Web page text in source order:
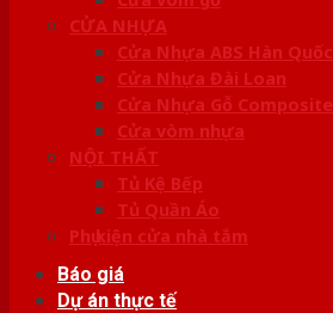
CỬA NHỰA
Cửa Nhựa ABS Hàn Quốc
Cửa Nhựa Đài Loan
Cửa Nhựa Gỗ Composite
Cửa vòm nhựa
NỘI THẤT
Tủ Kệ Bếp
Tủ Quần Áo
Phụ kiện cửa nhà tắm
Báo giá
Dự án thực tế